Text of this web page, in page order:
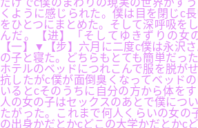
だけでc僕のまわりの現実の世界がす
くように感じられた。僕は目を閉じc
をひとつにまとめた。そして深呼吸を
んだ。【进】「そしてゆきずりの女
【一】▼【步】六月に二度c僕は永沢
の子と寝た。どちらもとても簡単だっ
ホテルのベッドにつれこんで服を脱が
抗したがc僕が面倒臭くなってベッド
いるとcそのうちに自分の方から体を
人の女の子はセックスのあとで僕につ
たがった。これまで何人くらいの女の
の出身かだとかcどこの大学かだとかc